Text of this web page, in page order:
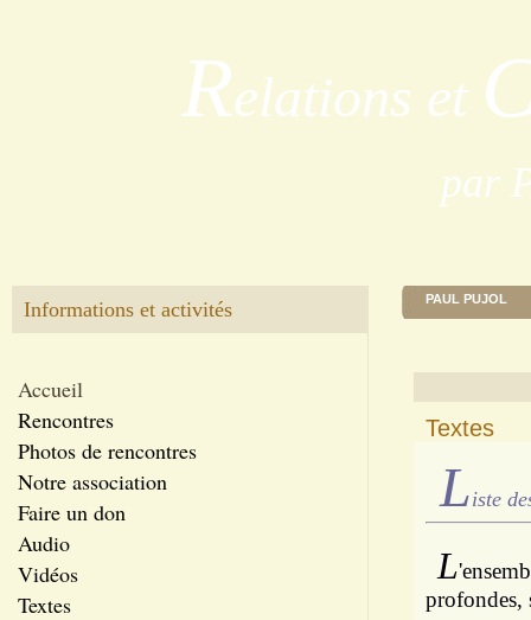
Relations et
par
Informations et activités
Accueil
Rencontres
Photos de rencontres
Notre association
Faire un don
Audio
Vidéos
Textes
PAUL PUJOL
Textes
Liste
L
profondes,